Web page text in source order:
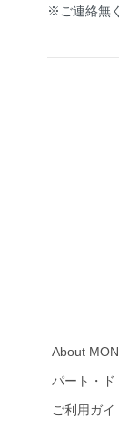
※ご連絡無
About
パート・ド
ご利用ガイ